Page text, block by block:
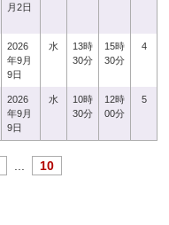
月2日
2026
年9月
9日
水
13時
30分
15時
30分
4
2026
年9月
9日
水
10時
30分
12時
00分
5
10